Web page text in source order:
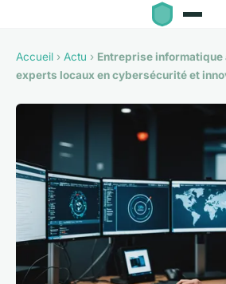
Accueil › Actu › Entreprise informatique
experts locaux en cybersécurité et